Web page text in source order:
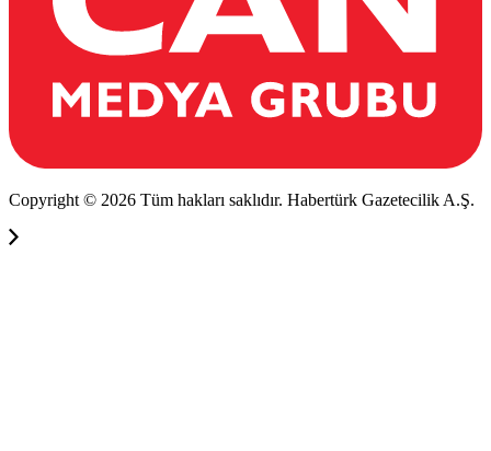
Copyright © 2026 Tüm hakları saklıdır. Habertürk Gazetecilik A.Ş.